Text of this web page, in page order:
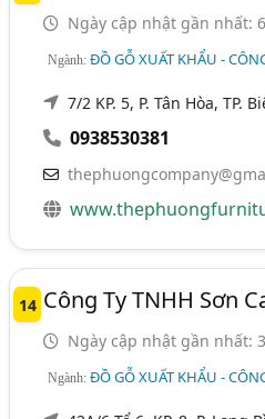
Ngày cập nhật gần nhất:
Ngành:ĐỒ GỖ XUẤT KHẨU -
7/2 KP. 5, P. Tân Hòa, TP.
0938530381
14 Công Ty TNHH Sơn
Ngày cập nhật gần nhất:
Ngành:ĐỒ GỖ XUẤT KHẨU -